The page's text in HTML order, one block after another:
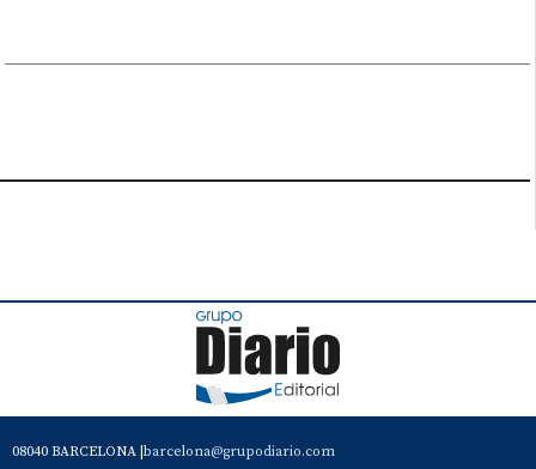
08040 BARCELONA | barcelona@grupodiario.com